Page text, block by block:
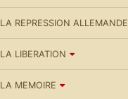
LA REPRESSION ALLEMANDE
LA LIBERATION
LA MEMOIRE